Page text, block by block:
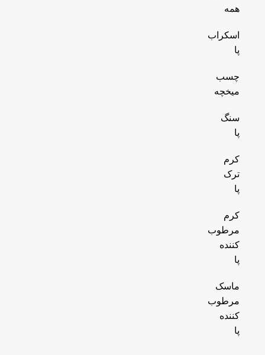
همه
اسکراب
پا
چسب
میخچه
سنگ
پا
کرم
ترک
پا
کرم
مرطوب
کننده
پا
ماسک
مرطوب
کننده
پا